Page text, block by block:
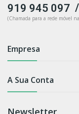
919 945 097 /
(Chamada para a rede móvel
Empresa
A Sua Conta
Newsletter